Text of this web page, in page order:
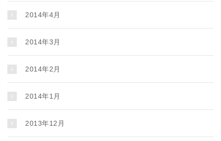
2014年4月
2014年3月
2014年2月
2014年1月
2013年12月